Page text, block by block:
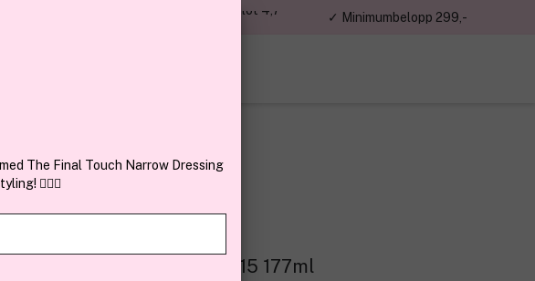
✓ Över 1,5 miljon kunder – Trustpilot 4,7
✓ Minimumbelopp 299,-
Oil Continuous Spray SPF15 177ml
The Final Touch Narrow Dressing
💇‍♀️✨